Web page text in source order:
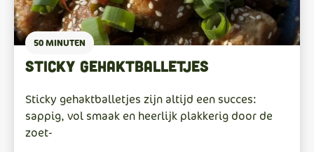
50 MINUTEN
sticky gehaktballetjes
Sticky gehaktballetjes zijn altijd een succes:
sappig, vol smaak en heerlijk plakkerig door de
zoet-